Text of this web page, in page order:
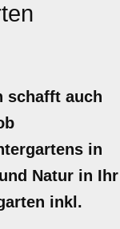
schafft auch
in
Natur in Ihr
inkl.